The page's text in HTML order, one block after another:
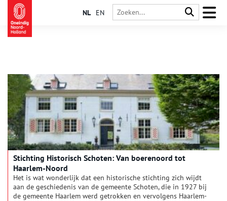
NL EN
Stichting Historisch Schoten: Van boerenoord tot
Haarlem-Noord
Het is wat wonderlijk dat een historische stichting zich wijdt
aan de geschiedenis van de gemeente Schoten, die in 1927 bij
de gemeente Haarlem werd getrokken en vervolgens Haarlem-